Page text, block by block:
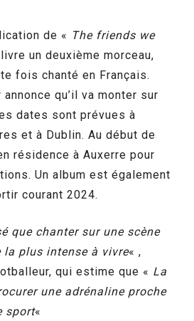
de « The friends we
un deuxième morceau,
fois chanté en Français.
qu’il va monter sur
dates sont prévues à
et à Dublin. Au début de
résidence à Auxerre pour
Un album est également
courant 2024.
que chanter sur une scène
la plus intense à vivre« ,
qui estime que « La
une adrénaline proche
sport«